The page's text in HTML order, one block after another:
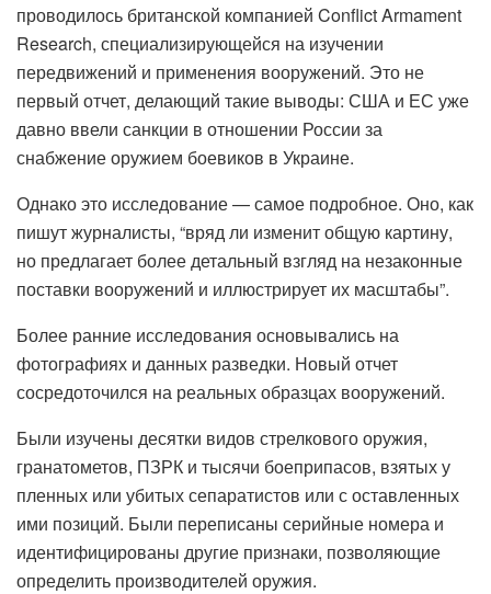
проводилось британской компанией Conflict Armament
Research, специализирующейся на изучении
передвижений и применения вооружений. Это не
первый отчет, делающий такие выводы: США и ЕС уже
давно ввели санкции в отношении России за
снабжение оружием боевиков в Украине.
Однако это исследование — самое подробное. Оно, как
пишут журналисты, “вряд ли изменит общую картину,
но предлагает более детальный взгляд на незаконные
поставки вооружений и иллюстрирует их масштабы”.
Более ранние исследования основывались на
фотографиях и данных разведки. Новый отчет
сосредоточился на реальных образцах вооружений.
Были изучены десятки видов стрелкового оружия,
гранатометов, ПЗРК и тысячи боеприпасов, взятых у
пленных или убитых сепаратистов или с оставленных
ими позиций. Были переписаны серийные номера и
идентифицированы другие признаки, позволяющие
определить производителей оружия.